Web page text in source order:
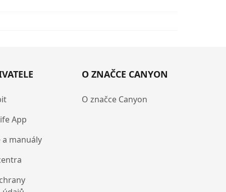
App
a manuály
O ZNAČCE CANYON
O značce Canyon